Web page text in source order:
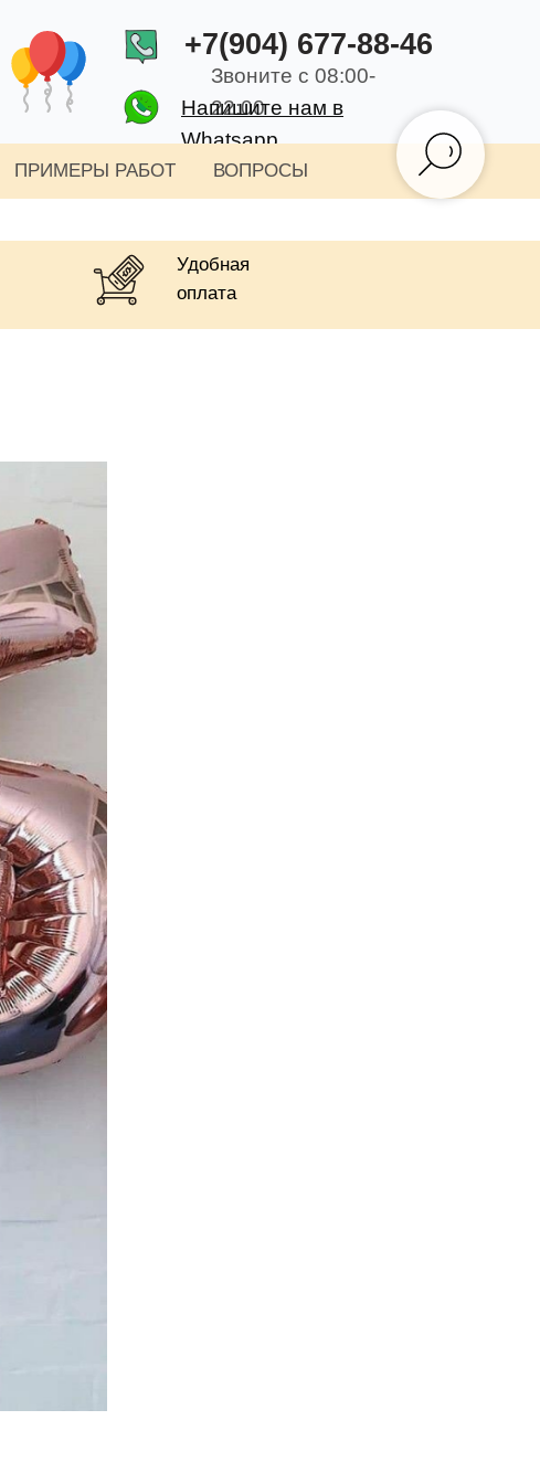
+7(904) 677-88-46
Звоните с 08:00-
22:00
Напишите нам в
Whatsapp
ПРИМЕРЫ РАБОТ ВОПРОСЫ
Удобная
оплата